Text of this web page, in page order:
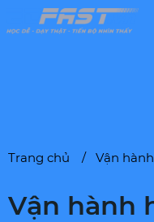
Trang chủ Vận
Vận hành